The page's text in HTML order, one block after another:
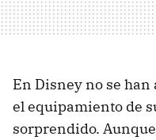
En Disney no se
el equipamiento de
sorprendido.